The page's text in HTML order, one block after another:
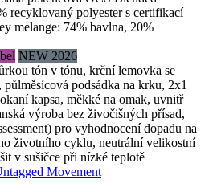
recyklovaný polyester s certifikací
melange: 74% bavlna, 20%
NEW 2026
tón v tónu, krční lemovka se
podsádka na krku, 2x1
kapsa, měkké na omak, uvnitř
výroba bez živočišných přísad,
pro vyhodnocení dopadu na
životního cyklu, neutrální velikostní
v sušičce při nízké teplotě
Movement